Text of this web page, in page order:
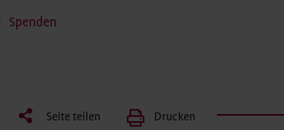
Spenden
Seite teilen Drucken